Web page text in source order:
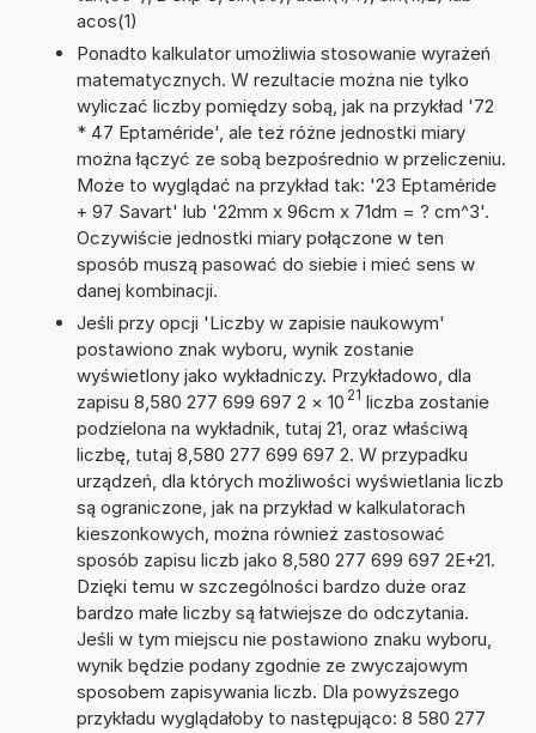
acos(1)
Ponadto kalkulator umożliwia stosowanie wyrażeń
matematycznych. W rezultacie można nie tylko
wyliczać liczby pomiędzy sobą, jak na przykład '72
* 47 Eptaméride', ale też różne jednostki miary
można łączyć ze sobą bezpośrednio w przeliczeniu.
Może to wyglądać na przykład tak: '23 Eptaméride
+ 97 Savart' lub '22mm x 96cm x 71dm = ? cm^3'.
Oczywiście jednostki miary połączone w ten
sposób muszą pasować do siebie i mieć sens w
danej kombinacji.
Jeśli przy opcji 'Liczby w zapisie naukowym'
postawiono znak wyboru, wynik zostanie
wyświetlony jako wykładniczy. Przykładowo, dla
zapisu 8,580 277 699 697 2 × 10 21 liczba zostanie
podzielona na wykładnik, tutaj 21, oraz właściwą
liczbę, tutaj 8,580 277 699 697 2. W przypadku
urządzeń, dla których możliwości wyświetlania liczb
są ograniczone, jak na przykład w kalkulatorach
kieszonkowych, można również zastosować
sposób zapisu liczb jako 8,580 277 699 697 2E+21.
Dzięki temu w szczególności bardzo duże oraz
bardzo małe liczby są łatwiejsze do odczytania.
Jeśli w tym miejscu nie postawiono znaku wyboru,
wynik będzie podany zgodnie ze zwyczajowym
sposobem zapisywania liczb. Dla powyższego
przykładu wyglądałoby to następująco: 8 580 277